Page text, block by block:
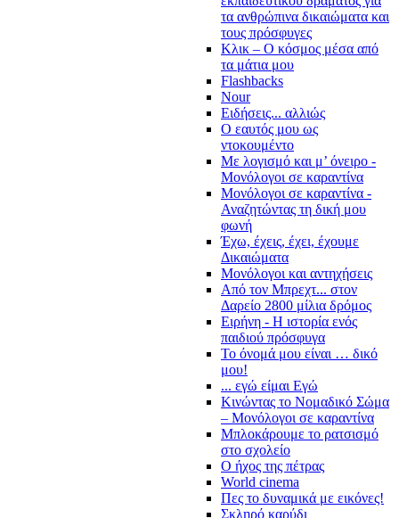
τα ανθρώπινα δικαιώματα και
τους πρόσφυγες
Κλικ – Ο κόσμος μέσα από
τα μάτια μου
Flashbacks
Nour
Ειδήσεις... αλλιώς
Ο εαυτός μου ως
ντοκουμέντο
Με λογισμό και μ’ όνειρο -
Μονόλογοι σε καραντίνα
Μονόλογοι σε καραντίνα -
Αναζητώντας τη δική μου
φωνή
Έχω, έχεις, έχει, έχουμε
Δικαιώματα
Μονόλογοι και αντηχήσεις
Από τον Μπρεχτ... στον
Δαρείο 2800 μίλια δρόμος
Ειρήνη - Η ιστορία ενός
παιδιού πρόσφυγα
Το όνομά μου είναι … δικό
μου!
... εγώ είμαι Εγώ
Κινώντας το Νομαδικό Σώμα
– Μονόλογοι σε καραντίνα
Μπλοκάρουμε το ρατσισμό
στο σχολείο
Ο ήχος της πέτρας
World cinema
Πες το δυναμικά με εικόνες!
Σκληρό καρύδι